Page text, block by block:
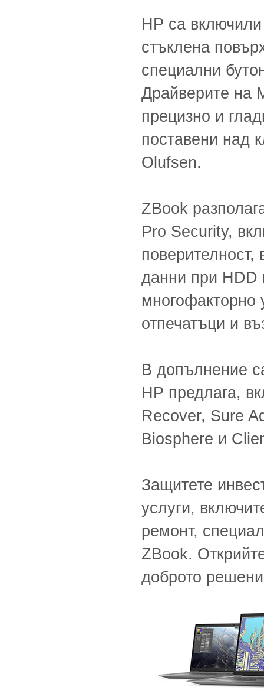
HP са
стъклена
специални
Драйверите на
прецизно и
поставени над
Olufsen.
ZBook
Pro Security,
данни при HDD
многофакторно
отпечатъци и
В допълнение
HP предлага,
Recover, Sure
Biosphere и
Защитете
услуги,
ремонт,
ZBook.
доброто